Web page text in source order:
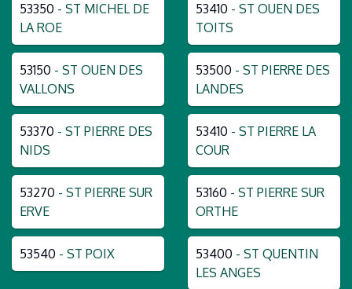
53350 - ST MICHEL DE
LA ROE
53410 - ST OUEN DES
TOITS
53150 - ST OUEN DES
VALLONS
53500 - ST PIERRE DES
LANDES
53370 - ST PIERRE DES
NIDS
53410 - ST PIERRE LA
COUR
53270 - ST PIERRE SUR
ERVE
53160 - ST PIERRE SUR
ORTHE
53540 - ST POIX 53400 - ST QUENTIN
LES ANGES